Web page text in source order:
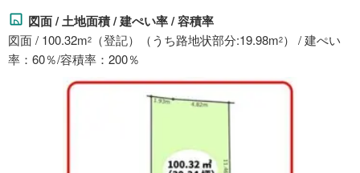
図面 / 土地面積 / 建ぺい率 / 容積率
図面 / 100.32m2 （登記）（うち路地状部分:19.98m2） / 建ぺい
率：60％/容積率：200％